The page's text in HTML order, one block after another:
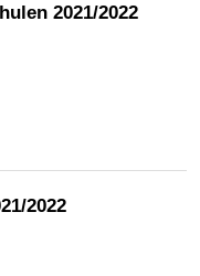
2021/2022
2022